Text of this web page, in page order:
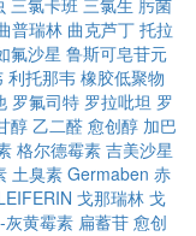
三氯卡班 三氯生 肟菌
普瑞林 曲克芦丁 托拉
氟沙星 鲁斯可皂苷元
利托那韦 橡胶低聚物
罗氟司特 罗拉吡坦 罗
醇 乙二醛 愈创醇 加巴
格尔德霉素 吉美沙星
土臭素 Germaben 赤
戈那瑞林 戈
灰黄霉素 扁蓄苷 愈创